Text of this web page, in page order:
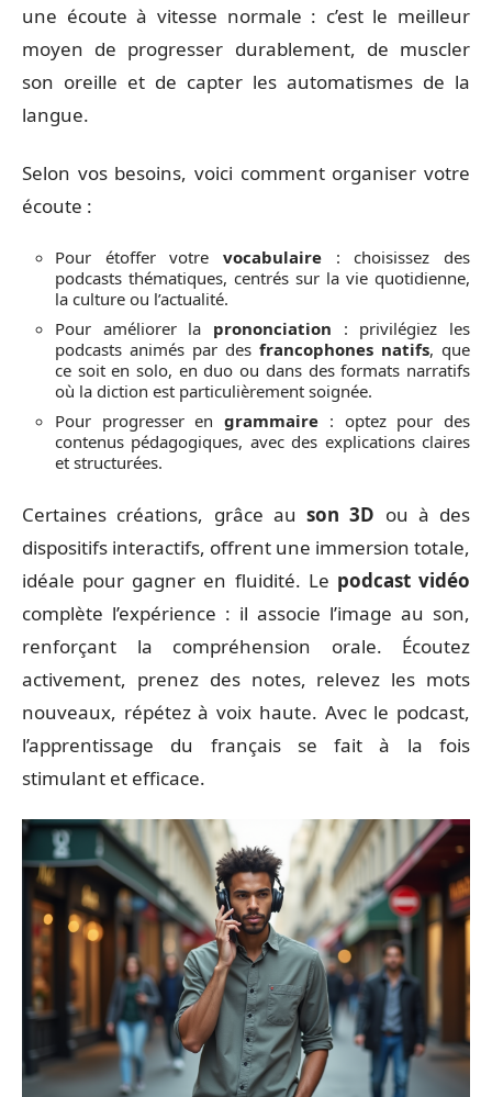
une écoute à vitesse normale : c’est le meilleur
moyen de progresser durablement, de muscler
son oreille et de capter les automatismes de la
langue.
Selon vos besoins, voici comment organiser votre
écoute :
Pour étoffer votre vocabulaire : choisissez des
podcasts thématiques, centrés sur la vie quotidienne,
la culture ou l’actualité.
Pour améliorer la prononciation : privilégiez les
podcasts animés par des francophones natifs, que
ce soit en solo, en duo ou dans des formats narratifs
où la diction est particulièrement soignée.
Pour progresser engrammaire : optez pour des
contenus pédagogiques, avec des explications claires
et structurées.
Certaines créations, grâce au son 3D ou à des
dispositifs interactifs, offrent une immersion totale,
idéale pour gagner en fluidité. Le podcast vidéo
complète l’expérience : il associe l’image au son,
renforçant la compréhension orale. Écoutez
activement, prenez des notes, relevez les mots
nouveaux, répétez à voix haute. Avec le podcast,
l’apprentissage du français se fait à la fois
stimulant et efficace.